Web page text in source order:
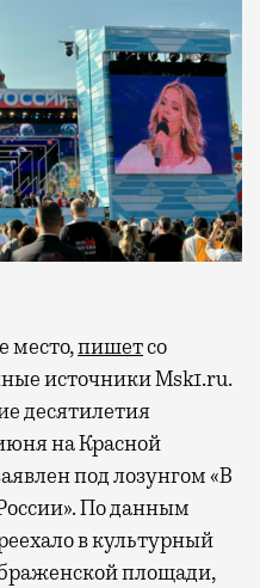
место,пишетсо
источники Msk1.ru.
десятилетия
на Красной
под лозунгом «В
По данным
в культурный
площади,